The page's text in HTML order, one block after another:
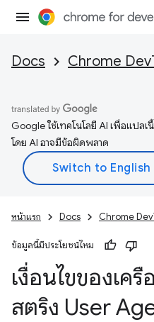
Docs Chrome
Google ใช้เทคโนโลยี AI เพื่อแปล
โดย AI อาจมีข้อผิดพลาด
หน้าแรก Docs Chrome
ข้อมูลนี้มีประโยชน์ไหม
เงื่อนไขของเค
สตริง User